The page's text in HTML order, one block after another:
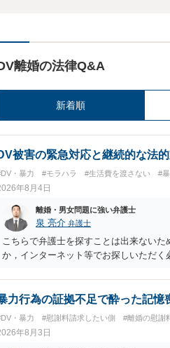
離婚の法律Q&A
新着順
被害の緊急対応と継続的な法
・暴力 #モラハラ #生活費を渡さない #
年8月4日
離婚・男女問題に強い弁護士
泉 亮介 弁護士
こちらで弁護士を探すことは出来ない
か，インターネット等でお探しいただく
力行為の証拠不足で酔った記憶
・暴力 #慰謝料請求したい側 #離婚の慰謝
年8月3日